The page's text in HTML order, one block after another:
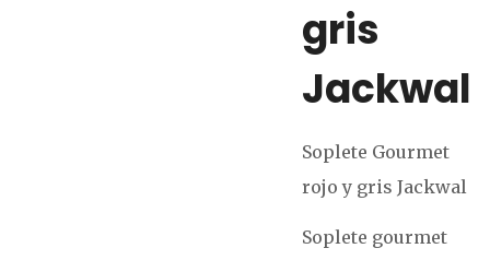
gris
Jackwal
Soplete Gourmet
rojo y gris Jackwal
Soplete gourmet